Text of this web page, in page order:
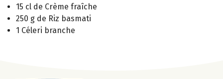
15 cl de Crème fraîche
250 g de Riz basmati
1 Céleri branche